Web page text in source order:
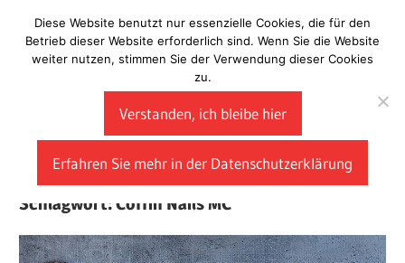
Inhalt
springen
Laberladen
Schlagwort:Coffin Nails MC
Diese Website benutzt nur essenzielle Cookies, die für den
Betrieb dieser Website erforderlich sind. Wenn Sie die Website
weiter nutzen, stimmen Sie der Verwendung dieser Cookies
zu.
Verstanden, ich bleibe hier
Erfahren Sie mehr in der Datenschutzerklärung